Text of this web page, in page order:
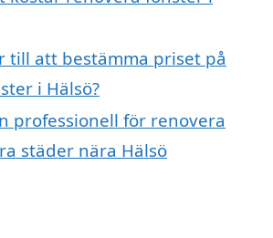
till att bestämma priset på
i Hälsö?
professionell för renovera
städer nära Hälsö